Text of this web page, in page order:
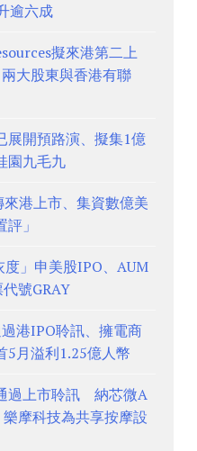
逾六成
擬來港第二上
大股東與香港有聯
展開預路演、擬集1億
園九毛九
港上市、集資數億美
」
度」申美股IPO、AUM
號GRAY
港IPO聆訊、擁電商
月溢利1.25億人幣
過上市聆訊 納芯微A
摩科技為共享按摩設